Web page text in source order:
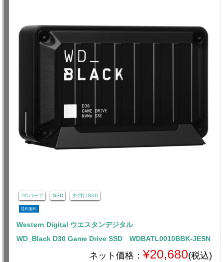
PCパーツ SSD 外付けSSD
送料無料
Western Digital ウエスタンデジタル
WD_Black D30 Game Drive SSD WDBATL0010BBK-JESN
ネット価格： ¥20,680(税込)